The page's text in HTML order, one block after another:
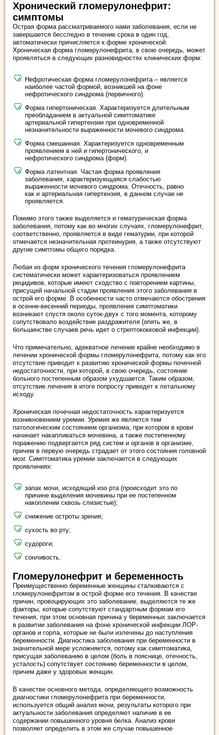
Хронический гломерулонефрит:
симптомы
Острая форма рассматриваемого нами заболевания, если не
завершается бесследно в течение срока в один год,
автоматически причисляется к форме хронической.
Хроническая форма гломерулонефрита, в свою очередь, может
проявляться в следующих разновидностях клинических форм:
Нефротическая форма гломерулонефрита – является
наиболее частой формой, возникшей на фоне
нефротического синдрома (первичного).
Форма гипертоническая. Характеризуется длительным
преобладанием в актуальной симптоматике
артериальной гипертензии при одновременной
незначительности выраженности мочевого синдрома.
Форма смешанная. Характеризуется одновременным
проявлением в ней и гипертонического, и
нефротического синдрома (форм).
Форма латентная. Частая форма проявления
заболевания, характеризующаяся слабостью
выраженности мочевого синдрома. Отечность, равно
как и артериальная гипертензия, в данном случае не
проявляется.
Помимо этого также выделяется и гематурическая форма
заболевания, потому как во многих случаях, гломерулонефрит,
соответственно, проявляется в виде гематурии, при которой
отмечается незначительная протеинурия, а также отсутствуют
другие симптомы общего порядка.
Любая из форм хронического течения гломерулонефрита
систематически может характеризоваться проявлением
рецидивов, которые имеют сходство с повторением картины,
присущей начальной стадии проявления этого заболевания в
острой его форме. В особенности часто отмечаются обострения
в осенне-весенний периоды, проявления симптоматики
возникают спустя около суток-двух с того момента, которому
сопутствовало воздействие раздражителя (опять же, в
большинстве случаев речь идет о стрептококковой инфекции).
Что примечательно, адекватное лечение крайне необходимо в
лечении хронической формы гломерулонефрита, потому как его
отсутствие приводит к развитию хронической формы почечной
недостаточности, при которой, в свою очередь, состояние
больного постепенным образом ухудшается. Таким образом,
отсутствие лечения в итоге попросту приведет к летальному
исходу.
Хроническая почечная недостаточность характеризуется
возникновением уремии. Уремия же является тем
патологическим состоянием организма, при котором в крови
начинает накапливаться мочевина, а также постепенному
поражению подвергается ряд систем и органов в организме,
причем в первую очередь страдает от этого состояния головной
мозг. Симптоматика уремии заключается в следующих
проявлениях:
запах мочи, исходящий изо рта (происходит это по
причине выделения мочевины при ее постепенном
накоплении сквозь слизистые);
снижение остроты зрения;
сухость во рту;
судороги;
сонливость.
Гломерулонефрит и беременность
Преимущественно беременные женщины сталкиваются с
гломерулонефритом в острой форме его течения. В качестве
причин, провоцирующих это заболевание, выделяются те же
факторы, которые сопутствуют стандартным формам его
течения, при этом основная причина у беременных заключается
в развитии заболевания на фоне хронической инфекции ЛОР-
органов и горла, которые не были излечены до наступления
беременности. Диагностика заболевания при беременности в
значительной мере усложняется, потому как симптоматика,
присущая заболеванию в целом (боль в пояснице, отечность,
усталость) сопутствует состоянию беременности в целом,
причем даже у здоровых женщин.
В качестве основного метода, определяющего возможность
диагностики гломерулонефрита при беременности,
используется общий анализ мочи, результаты которого при
актуальности заболевания определяют наличие в ее
содержании повышенного уровня белка. Анализ крови
позволяет определить в этом же случае повышенное